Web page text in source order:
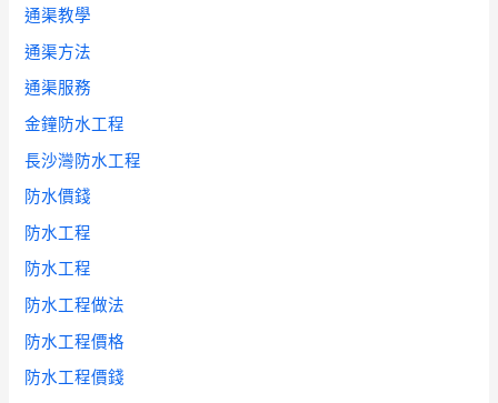
通渠教學
通渠方法
通渠服務
金鐘防水工程
長沙灣防水工程
防水價錢
防水工程
防水工程
防水工程做法
防水工程價格
防水工程價錢